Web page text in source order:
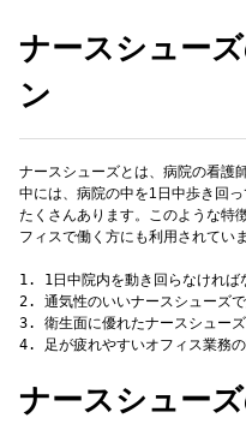
ナースシュー
ン
ナースシューズとは、病院の看護
中には、病院の中を1日中歩き回
たくさんあります。このような特
フィスで働く方にも利用されていま
1. 1日中院内を動き回らなければ
2. 通気性のいいナースシューズ
3. 衛生面に優れたナースシュー
ナースシュー